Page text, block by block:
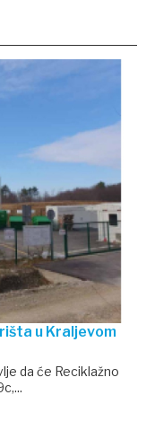
u Kraljevom
da će Reciklažno